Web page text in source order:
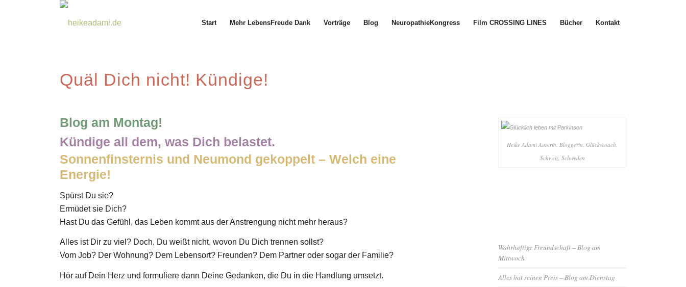
Start Mehr LebensFreude Dank Vorträge Blog NeuropathieKongress Film CROSSING LINES Bücher Kontakt
Quäl Dich nicht! Kündige!
Blog am Montag!
Kündige all dem, was Dich belastet.
Sonnenfinsternis und Neumond gekoppelt – Welch eine
Energie!
Spürst Du sie?
Ermüdet sie Dich?
Hast Du das Gefühl, das Leben kommt aus der Anstrengung nicht mehr heraus?
Alles ist Dir zu viel? Doch, Du weißt nicht, wovon Du Dich trennen sollst?
Vom Job? Der Wohnung? Dem Lebensort? Freunden? Dem Partner oder sogar der Familie?
Hör auf Dein Herz und formuliere dann Deine Gedanken, die Du in die Handlung umsetzt.
Heike Adami Autorin, Bloggerin, Glückscoach,
Schweiz, Schweden
Wahrhaftige Freundschaft – Blog am
Mittwoch
Alles hat seinen Preis – Blog am Dienstag